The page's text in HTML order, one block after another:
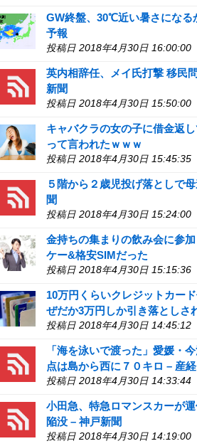
GW終盤、30℃近い暑さになる
予報
投稿日 2018年4月30日 16:00:00
英内相辞任、メイ氏打撃 移民
新聞
投稿日 2018年4月30日 15:50:00
キャバクラの女の子に借金返
って言われたｗｗｗ
投稿日 2018年4月30日 15:45:35
５階から２歳児投げ落としで
聞
投稿日 2018年4月30日 15:24:00
金持ちの集まりの飲み会に参
ケー&格安SIMだった
投稿日 2018年4月30日 15:15:36
10万円くらいクレジットカー
ぜだか3万円しか引き落としさ
投稿日 2018年4月30日 14:45:12
「海を泳いで渡った」愛媛・
点は島から西に７０キロ – 産
投稿日 2018年4月30日 14:33:44
小田急、特急ロマンスカーが
陥没 – 神戸新聞
投稿日 2018年4月30日 14:19:00